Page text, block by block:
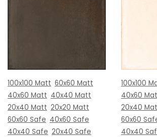
100x100 Matt 60x60 Matt
40x60 Matt 40x40 Matt
20x40 Matt 20x20 Matt
60x60 Safe 40x60 Safe
40x40 Safe 20x40 Safe
100x100
40x60
20x40
60x60
40x40